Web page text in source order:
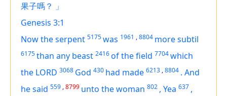
果子嗎？ 」
Genesis 3:1
Now the serpent 5175was 1961 ,8804 more subtil
6175than any beast 2416of the field 7704which
the LORD 3068 God 430 had made 6213 ,8804 . And
he said 559 ,8799 unto the woman 802 , Yea 637 ,